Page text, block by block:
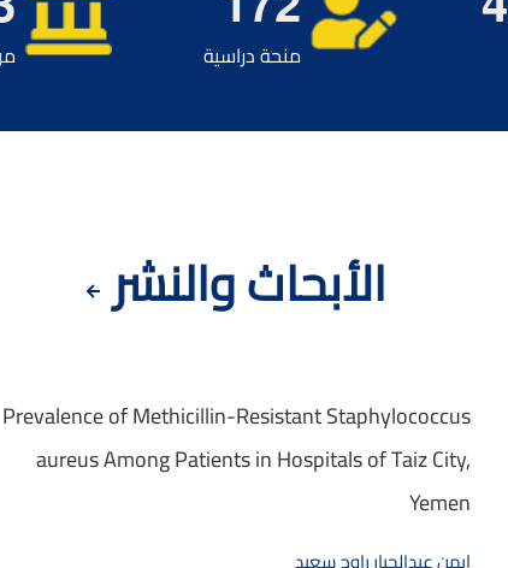
منحة دراسية
الأبحاث والنشر
Prevalence of Methicillin-Resistant Staphylococcus
aureus Among Patients in Hospitals of Taiz City,
Yemen